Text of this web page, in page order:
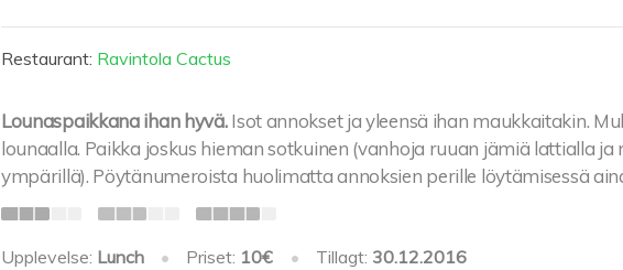
Restaurant: Ravintola Cactus
Lounaspaikkana ihan hyvä. Isot annokset ja yleensä ihan maukkaitakin.
lounaalla. Paikka joskus hieman sotkuinen (vanhoja ruuan jämiä lattialla ja
ympärillä). Pöytänumeroista huolimatta annoksien perille löytämisessä
Upplevelse: Lunch • Priset: 10€ • Tillagt: 30.12.2016